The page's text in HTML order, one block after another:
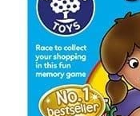
Bucătărie
Pluș
Muzicale
Bebeluși